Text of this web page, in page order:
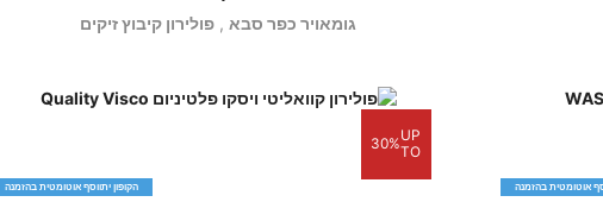
גומאויר כפר סבא , פולירון קיבוץ זיקים
אוטומטית בהזמנה
UP
TO
30%
הקופון יתווסף אוטומטית בהזמנה